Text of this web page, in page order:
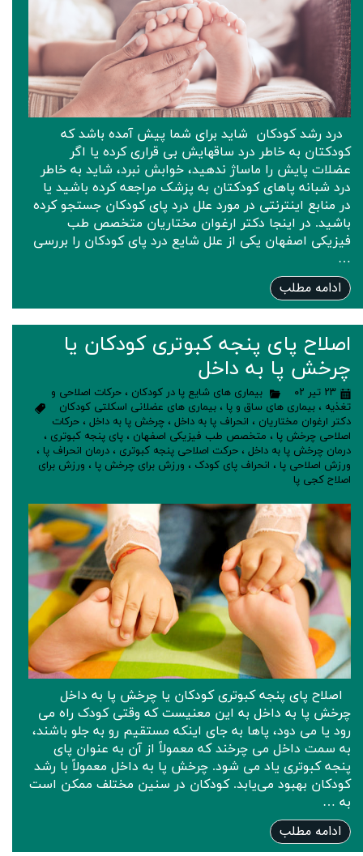
درد رشد کودکان شاید برای شما پیش آمده باشد که
کودکتان به خاطر درد ساقهایش بی قراری کرده یا اگر
عضلات پایش را ماساژ ندهید، خوابش نبرد، شاید به خاطر
درد شبانه پاهای کودکتان به پزشک مراجعه کرده باشید یا
در منابع اینترنتی در مورد علل درد پای کودکان جستجو کرده
باشید. در اینجا دکتر ارغوان مختاریان متخصص طب
فیزیکی اصفهان یکی از علل شایع درد پای کودکان را بررسی
…
ادامه مطلب
اصلاح پای پنجه کبوتری کودکان یا
چرخش پا به داخل
۲۳ تیر ۰۲ بیماری های شایع پا در کودکان ، حرکات اصلاحی و
تغذیه ، بیماری های ساق و پا ، بیماری های عضلانی اسکلتی کودکان
دکتر ارغوان مختاریان ، انحراف پا به داخل ، چرخش پا به داخل ، حرکات
اصلاحی چرخش پا ، متخصص طب فیزیکی اصفهان ، پای پنجه کبوتری ،
درمان چرخش پا به داخل ، حرکت اصلاحی پنجه کبوتری ، درمان انحراف پا ،
ورزش اصلاحی پا ، انحراف پای کودک ، ورزش برای چرخش پا ، ورزش برای
اصلاح کجی پا
اصلاح پای پنجه کبوتری کودکان یا چرخش پا به داخل
چرخش پا به داخل به این معنیست که وقتی کودک راه می
رود یا می دود، پاها به جای اینکه مستقیم رو به جلو باشند،
به سمت داخل می چرخند که معمولاً از آن به عنوان پای
پنجه کبوتری یاد می شود. چرخش پا به داخل معمولاً با رشد
کودکان بهبود می‌یابد. کودکان در سنین مختلف ممکن است
به …
ادامه مطلب